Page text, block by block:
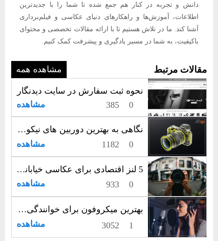
دانش و تجربه در کنار هم جمع شده تا شما را با جدیدترین
اطلاعات، آموزش‌ها و راهکارهای دنیای عکاسی و فیلم‌برداری
آشنا کند. ما در تلاش هستیم تا با ارائه مقالات تخصصی و محتوای
باکیفیت، به شما در مسیر یادگیری و پیشرفت کمک کنیم.
مقالات مرتبط مشاهده همه
نحوه ثبت سفارش در سایت دیدنگار
0
385 مشاهده
نگاهی به بهترین دوربین های نیکون | نهایت شفافیت، امضای نیکون
0
1182 مشاهده
5 لنز اقتصادی برای عکاسی خیابانی؛ راهنمایی برای عکاسان ایرانی
0
933 مشاهده
بهترین میکروفون برای خوانندگی: با صدایی نقره‌ای اجرا کنید!
1
3052 مشاهده